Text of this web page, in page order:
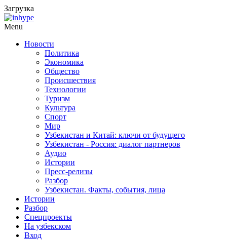
Загрузка
Menu
Новости
Политика
Экономика
Общество
Происшествия
Технологии
Туризм
Культура
Спорт
Мир
Узбекистан и Китай: ключи от будущего
Узбекистан - Россия: диалог партнеров
Аудио
Истории
Пресс-релизы
Разбор
Узбекистан. Факты, события, лица
Истории
Разбор
Спецпроекты
На узбекском
Вход